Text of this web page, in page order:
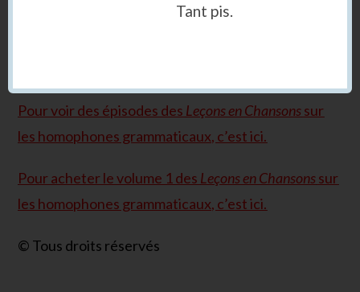
Pour voir des épisodes des Leçons en Chansonssur
les homophones grammaticaux, c’est ici.
Pour acheter le volume 1 des Leçons en Chansonssur
les homophones grammaticaux, c’est ici.
© Tous droits réservés
Tant pis.